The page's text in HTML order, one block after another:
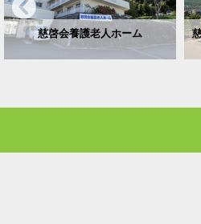
慈啓会養護老人ホーム